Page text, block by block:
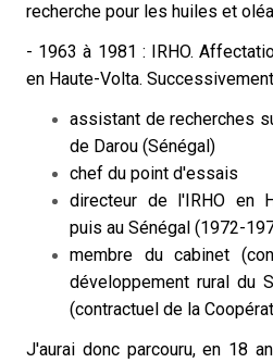
recherche pour les huiles et
- 1963 à 1981 : IRHO.
en Haute-Volta.
assistant de recherches
de Darou (Sénégal)
chef du point d'essais
directeur de l'IRHO en
puis au Sénégal (1972-
membre du cabinet
développement rural du
(contractuel de la
J'aurai donc parcouru, en 18